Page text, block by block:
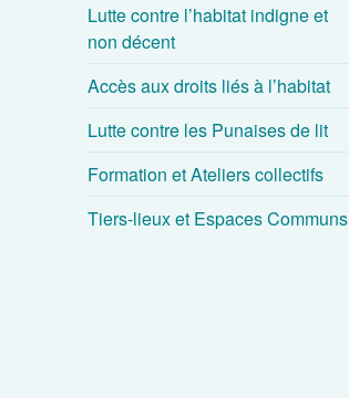
Lutte contre l’habitat indigne et
non décent
Accès aux droits liés à l’habitat
Lutte contre les Punaises de lit
Formation et Ateliers collectifs
Tiers-lieux et Espaces Communs